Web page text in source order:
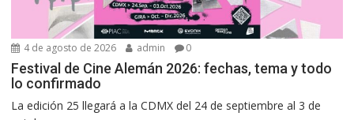
4 de agosto de 2026 admin 0
Festival de Cine Alemán 2026: fechas, tema y todo
lo confirmado
La edición 25 llegará a la CDMX del 24 de septiembre al 3 de